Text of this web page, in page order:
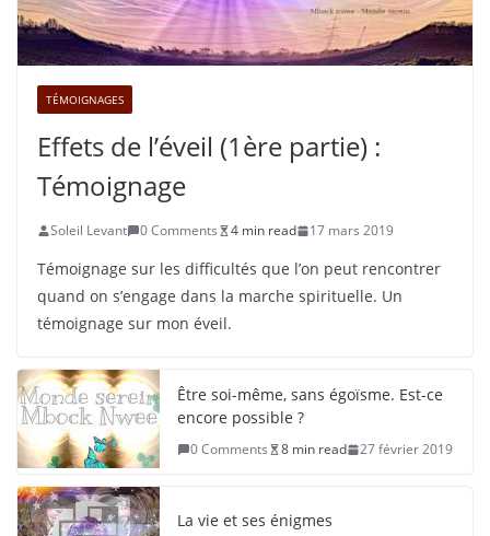
TÉMOIGNAGES
Effets de l’éveil (1ère partie) :
Témoignage
Soleil Levant 0 Comments 4 min read 17 mars 2019
Témoignage sur les difficultés que l’on peut rencontrer
quand on s’engage dans la marche spirituelle. Un
témoignage sur mon éveil.
Être soi-même, sans égoïsme. Est-ce
encore possible ?
0 Comments 8 min read 27 février 2019
La vie et ses énigmes